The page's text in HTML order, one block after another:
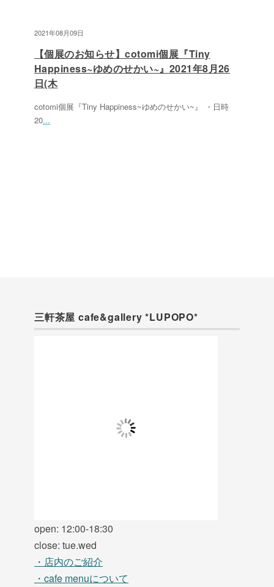
2021年08月09日
【個展のお知らせ】cotomi個展『Tiny
Happiness~ゆめのせかい~』2021年8月26
日(木
cotomi個展『Tiny Happiness~ゆめのせかい~』 ・日時
20...
三軒茶屋 cafe&gallery *LUPOPO*
open: 12:00-18:30
close: tue.wed
・店内のご紹介
・cafe menuについて